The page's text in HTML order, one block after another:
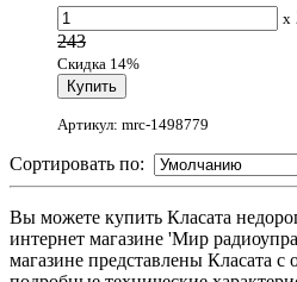
x
243
Скидка 14%
Артикул: mrc-1498779
Сортировать по:
Вы можете купить Класата
интернет магазине 'Мир
магазине представлены Класата с